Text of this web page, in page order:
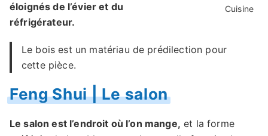
Cuisine
éloignés de l’évier et du
réfrigérateur.
Le bois est un matériau de prédilection pour
cette pièce.
Feng Shui | Le salon
Le salon est l’endroit où l’on mange, et la forme